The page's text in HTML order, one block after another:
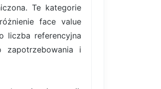
Te kategorie
face value
liczba referencyjna
zapotrzebowania i